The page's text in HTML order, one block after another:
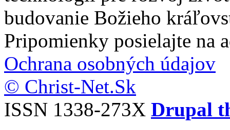
budovanie Božieho
Pripomienky posielajte na
Ochrana osobných údajov
© Christ-Net.Sk
ISSN 1338-273X Drupal